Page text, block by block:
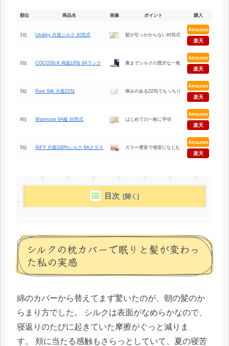
順位 商品名 画像 ポイント 購入
1位 Utukky 片面シルク 封筒式 髪が引っかからない封筒式
Amazon
楽天
2位 COCOSILK 両面19匁 6Aランク 裏までシルクの贅沢な一枚
Amazon
楽天
3位 Pure Silk 片面22匁 厚みのある22匁でもっちり
Amazon
楽天
4位 Warmstar 6A級 封筒式 はじめての一枚に手頃
Amazon
楽天
5位 AIFY 片面100%シルク 6Aクラス カラー豊富で寝室になじむ
Amazon
楽天
目次
シルクの枕カバーで眠りと髪が変わっ
た私の実感
綿のカバーから替えてまず驚いたのが、朝の髪のか
らまり方でした。 シルクは表面がなめらかなので、
寝返りのたびに起きていた摩擦がぐっと減りま
す。 頬に当たる感触もさらっとしていて、夏の寝苦